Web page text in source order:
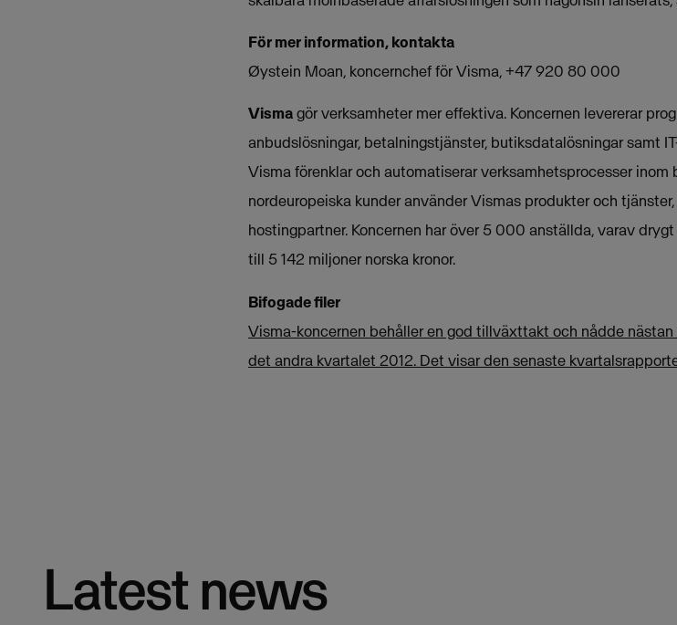
För mer information, kontakta
Øystein Moan, koncernchef för Visma, +47 920 80 000
Vismagör verksamheter mer effektiva. Koncernen levererar
anbudslösningar, betalningstjänster, butiksdatalösningar samt
Visma förenklar och automatiserar verksamhetsprocesser
nordeuropeiska kunder använder Vismas produkter och
hostingpartner. Koncernen har över 5 000 anställda, varav
till 5 142 miljoner norska kronor.
Bifogade filer
Visma-koncernen behåller en god tillväxttakt och nådde
det andra kvartalet 2012. Det visar den senaste
Latest news